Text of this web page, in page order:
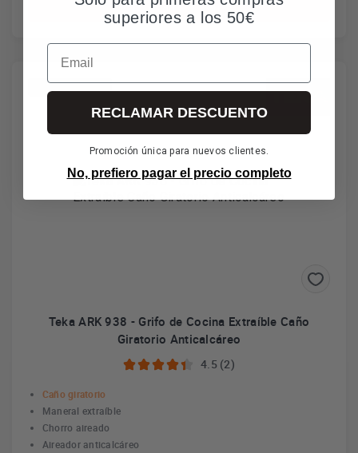
Añadir al carrito
Teka ARK 938 - Grifo de Cocina Extraíble Caño
Giratorio Anticalcáreo
4.5 (2)
Caño giratorio
Maneral extraíble
Chorro aireado
Aireador anticalcáreo
superiores a los 50€
Email
RECLAMAR DESCUENTO
Promoción única para nuevos clientes.
No, prefiero pagar el precio completo